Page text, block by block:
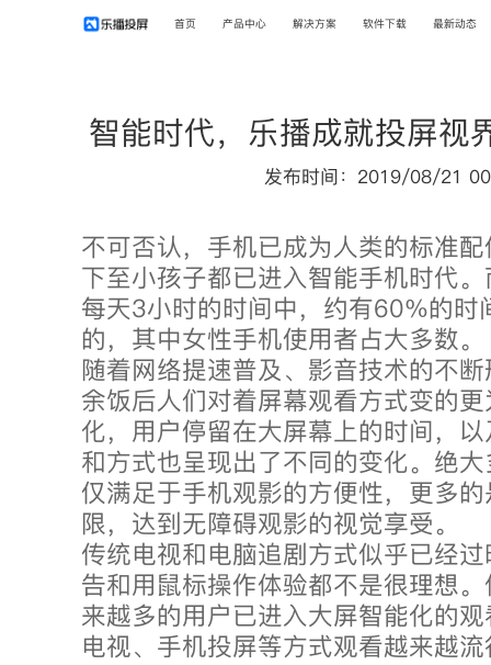
首页 产品中心 解决方案 软件下载 最新动态
智能时代，乐播成就投屏视
发布时间：2019/08/21
不可否认，手机已成为人类的标准
下至小孩子都已进入智能手机时代
每天3小时的时间中，约有60%的时
的，其中女性手机使用者占大多数。
随着网络提速普及、影音技术的不
余饭后人们对着屏幕观看方式变的
化，用户停留在大屏幕上的时间，
和方式也呈现出了不同的变化。绝
仅满足于手机观影的方便性，更多
限，达到无障碍观影的视觉享受。
传统电视和电脑追剧方式似乎已经
告和用鼠标操作体验都不是很理想
来越多的用户已进入大屏智能化的
电视、手机投屏等方式观看越来越